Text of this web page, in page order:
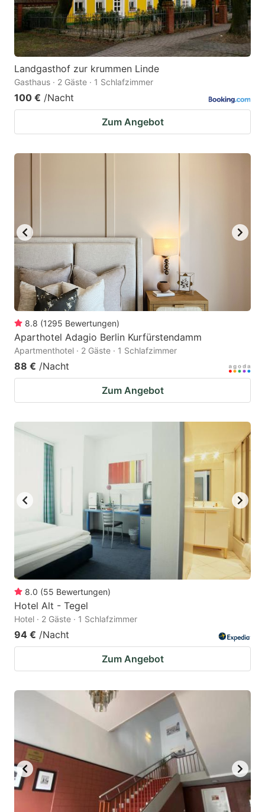
Landgasthof zur krummen Linde
Gasthaus · 2 Gäste · 1 Schlafzimmer
100 € /Nacht
Zum Angebot
8.8 (1295 Bewertungen)
Aparthotel Adagio Berlin Kurfürstendamm
Apartmenthotel · 2 Gäste · 1 Schlafzimmer
88 € /Nacht
Zum Angebot
8.0 (55 Bewertungen)
Hotel Alt - Tegel
Hotel · 2 Gäste · 1 Schlafzimmer
94 € /Nacht
Zum Angebot